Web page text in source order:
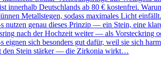
innerhalb Deutschlands ab 80 € kostenfrei.
Metallstegen, sodass maximales Licht
nutzen genau dieses Prinzip — ein Stein, eine
nach der Hochzeit weiter — als Vorsteckring
eignen sich besonders gut dafür, weil sie sich
den Stein stärker — die Zirkonia wirkt…